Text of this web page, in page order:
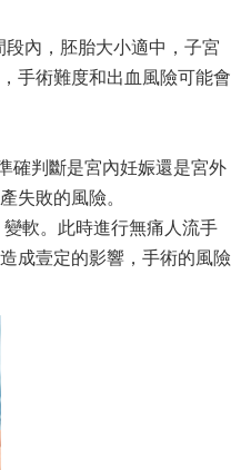
內，胚胎大小適中，子宮
手術難度和出血風險可能會
確判斷是宮內妊娠還是宮外
失敗的風險。
軟。此時進行無痛人流手
成壹定的影響，手術的風險